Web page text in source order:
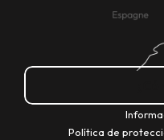
Política de